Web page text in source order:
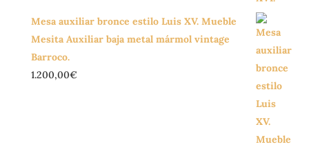
Mesa auxiliar bronce estilo Luis XV. Mueble
Mesita Auxiliar baja metal mármol vintage
Barroco.
1.200,00€